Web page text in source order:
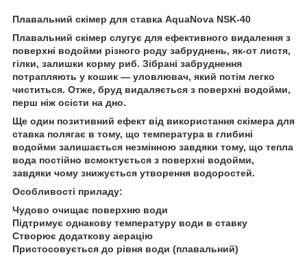
Плавальний cкімер для ставка AquaNova NSK-40
Плавальний cкімер слугує для ефективного видалення з
поверхні водойми різного роду забруднень, як-от листя,
гілки, залишки корму риб. Зібрані забруднення
потрапляють у кошик — уловлювач, який потім легко
чиститься. Отже, бруд видаляється з поверхні водойми,
перш ніж осісти на дно.
Ще один позитивний ефект від використання скімера для
ставка полягає в тому, що температура в глибині
водойми залишається незмінною завдяки тому, що тепла
вода постійно всмоктується з поверхні водойми,
завдяки чому знижується утворення водоростей.
Особливості приладу:
Чудово очищає поверхню води
Підтримує однакову температуру води в ставку
Створює додаткову аерацію
Пристосовується до рівня води (плавальний)